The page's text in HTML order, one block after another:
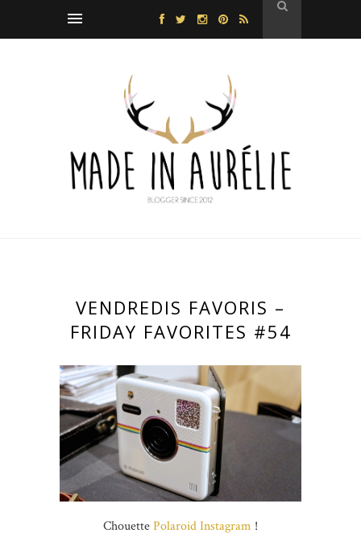
VENDREDIS FAVORIS –
FRIDAY FAVORITES #54
ChouettePolaroidInstagram !